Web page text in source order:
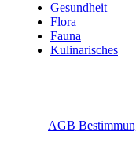
Gesundheit
Flora
Fauna
Kulinarisches
AGB